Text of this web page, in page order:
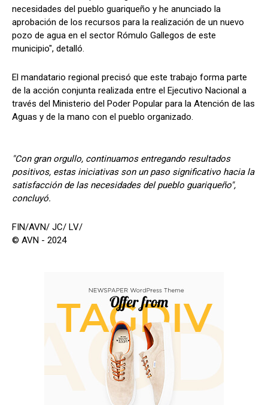
necesidades del pueblo guariqueño y he anunciado la
aprobación de los recursos para la realización de un nuevo
pozo de agua en el sector Rómulo Gallegos de este
municipio", detalló.
El mandatario regional precisó que este trabajo forma parte
de la acción conjunta realizada entre el Ejecutivo Nacional a
través del Ministerio del Poder Popular para la Atención de las
Aguas y de la mano con el pueblo organizado.
"Con gran orgullo, continuamos entregando resultados
positivos, estas iniciativas son un paso significativo hacia la
satisfacción de las necesidades del pueblo guariqueño",
concluyó.
FIN/AVN/ JC/ LV/
© AVN - 2024